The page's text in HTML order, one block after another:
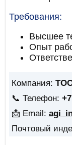
Требования:
Высшее
Опыт
Компания:
📞 Телефон:
📩 Email:
Почтовый